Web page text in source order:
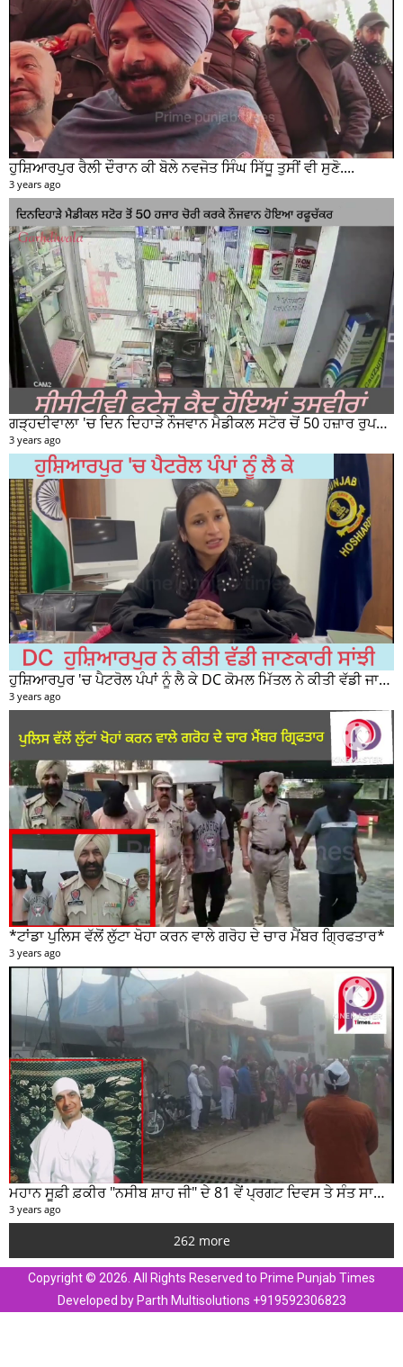
ਹੁਸ਼ਿਆਰਪੁਰ ਰੈਲੀ ਦੌਰਾਨ ਕੀ ਬੋਲੇ ਨਵਜੋਤ ਸਿੰਘ ਸਿੱਧੂ ਤੁਸੀਂ ਵੀ ਸੁਣੋ....
3 years ago
ਗੜ੍ਹਦੀਵਾਲਾ 'ਚ ਦਿਨ ਦਿਹਾੜੇ ਨੌਜਵਾਨ ਮੈਡੀਕਲ ਸਟੋਰ ਚੋਂ 50 ਹਜ਼ਾਰ ਰੁਪਏ ਦੀ ਨਕਦੀ ਚੋਰੀ ਕਰਕੇ ਹੋਇਆ ਰਫੂਚੱਕਰ
3 years ago
ਹੁਸ਼ਿਆਰਪੁਰ 'ਚ ਪੈਟਰੋਲ ਪੰਪਾਂ ਨੂੰ ਲੈ ਕੇ DC ਕੋਮਲ ਮਿੱਤਲ ਨੇ ਕੀਤੀ ਵੱਡੀ ਜਾਣਕਾਰੀ ਸਾਂਝੀ
3 years ago
*ਟਾਂਡਾ ਪੁਲਿਸ ਵੱਲੋਂ ਲੁੱਟਾ ਖੋਹਾ ਕਰਨ ਵਾਲੇ ਗਰੋਹ ਦੇ ਚਾਰ ਮੈਂਬਰ ਗ੍ਰਿਫਤਾਰ*
3 years ago
ਮਹਾਨ ਸੂਫ਼ੀ ਫ਼ਕੀਰ "ਨਸੀਬ ਸ਼ਾਹ ਜੀ" ਦੇ 81 ਵੇਂ ਪ੍ਰਗਟ ਦਿਵਸ ਤੇ ਸੰਤ ਸਾਹਿਬ ਜੋਤ ਸਿੰਘ ਜੀ ਮਹਾਰਾਜ ਦੇ ਸੁਣੋ ਵਿਚਾਰ
3 years ago
262 more
Copyright © 2026. All Rights Reserved to Prime Punjab Times
Developed by Parth Multisolutions +919592306823